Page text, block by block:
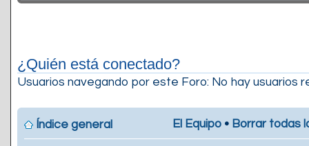
¿Quién está conectado?
Usuarios navegando por este Foro: No hay usuarios
Índice general El Equipo • Borrar todas